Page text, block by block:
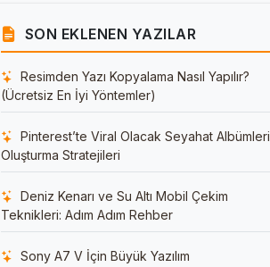
SON EKLENEN YAZILAR
Resimden Yazı Kopyalama Nasıl Yapılır?
(Ücretsiz En İyi Yöntemler)
Pinterest’te Viral Olacak Seyahat Albümleri
Oluşturma Stratejileri
Deniz Kenarı ve Su Altı Mobil Çekim
Teknikleri: Adım Adım Rehber
Sony A7 V İçin Büyük Yazılım